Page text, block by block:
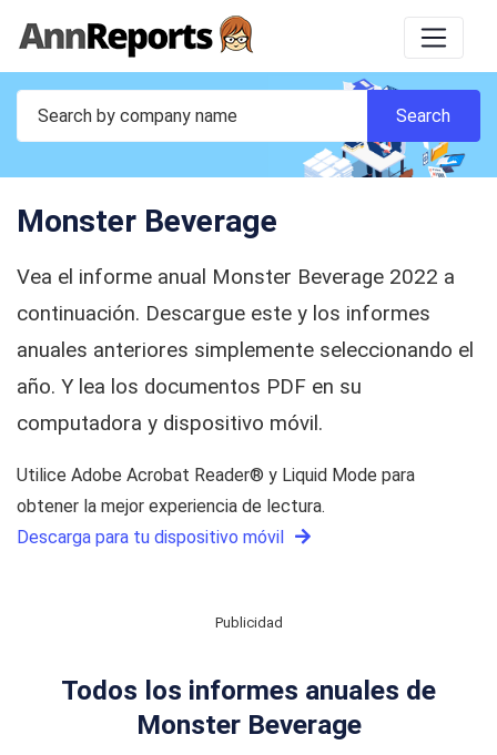
Monster Beverage
Vea el informe anual Monster Beverage 2022 a
continuación. Descargue este y los informes
anuales anteriores simplemente seleccionando el
año. Y lea los documentos PDF en su
computadora y dispositivo móvil.
Utilice Adobe Acrobat Reader® y Liquid Mode para
obtener la mejor experiencia de lectura.
Descarga para tu dispositivo móvil
Publicidad
Todos los informes anuales de
Monster Beverage